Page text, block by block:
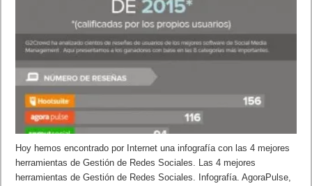
Hoy hemos encontrado por Internet una infografía con las 4 mejores
herramientas de Gestión de Redes Sociales. Las 4 mejores
herramientas de Gestión de Redes Sociales. Infografía. AgoraPulse,